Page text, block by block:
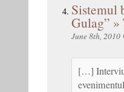
Sistemul
Gulag”
June 8th, 2010
[…]